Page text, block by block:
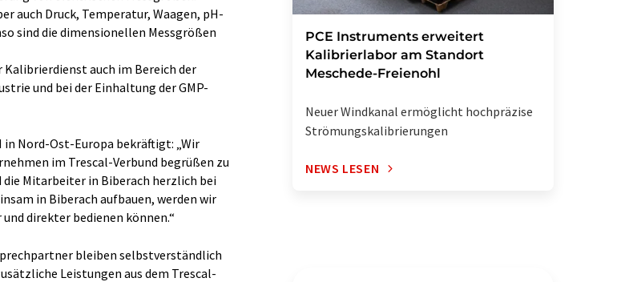
auch Druck, Temperatur, Waagen, pH-
sind die dimensionellen Messgrößen
Kalibrierdienst auch im Bereich der
und bei der Einhaltung der GMP-
in Nord-Ost-Europa bekräftigt: „Wir
im Trescal-Verbund begrüßen zu
die Mitarbeiter in Biberach herzlich bei
in Biberach aufbauen, werden wir
direkter bedienen können.“
bleiben selbstverständlich
Leistungen aus dem Trescal-
PCE Instruments erweitert
Kalibrierlabor am Standort
Meschede-Freienohl
Neuer Windkanal ermöglicht hochpräzise
Strömungskalibrierungen
NEWS LESEN